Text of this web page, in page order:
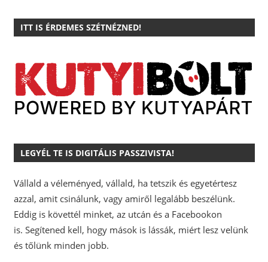
ITT IS ÉRDEMES SZÉTNÉZNED!
LEGYÉL TE IS DIGITÁLIS PASSZIVISTA!
Vállald a véleményed, vállald, ha tetszik és egyetértesz
azzal, amit csinálunk, vagy amiről legalább beszélünk.
Eddig is követtél minket, az utcán és a Facebookon
is. Segítened kell, hogy mások is lássák, miért lesz velünk
és tőlünk minden jobb.